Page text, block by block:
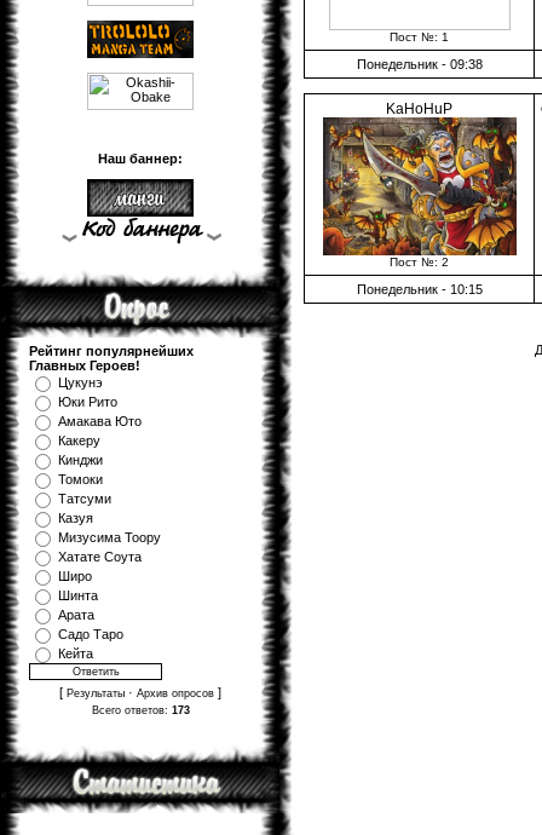
Наш баннер:
Рейтинг популярнейших
Главных Героев!
Цукунэ
Юки Рито
Амакава Юто
Какеру
Кинджи
Томоки
Татсуми
Казуя
Мизуcима Тоору
Хатате Соута
Широ
Шинта
Арата
Садо Таро
Кейта
[ Результаты · Архив опросов ]
Всего ответов: 173
Пост №: 1
Понедельник - 09:38
KaHoHuP
Пост №: 2
Понедельник - 10:15